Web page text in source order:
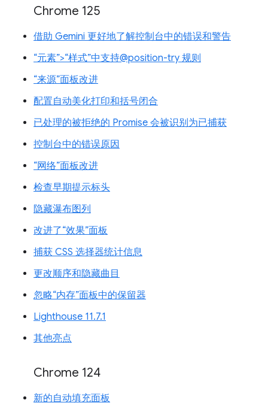
Chrome 125
借助 Gemini 更好地了解控制台中的错误和警告
“元素”>“样式”中支持@position-try 规则
“来源”面板改进
配置自动美化打印和括号闭合
已处理的被拒绝的 Promise 会被识别为已捕获
控制台中的错误原因
“网络”面板改进
检查早期提示标头
隐藏瀑布图列
改进了“效果”面板
捕获 CSS 选择器统计信息
更改顺序和隐藏曲目
忽略“内存”面板中的保留器
Lighthouse 11.7.1
其他亮点
Chrome 124
新的自动填充面板